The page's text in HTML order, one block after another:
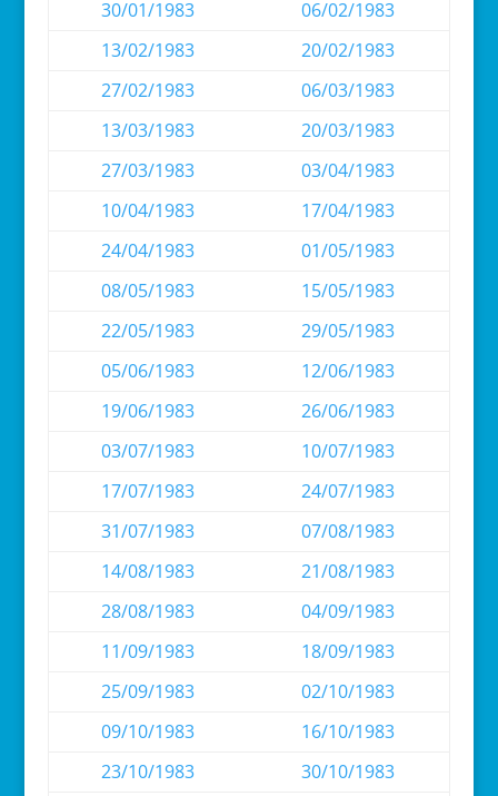
30/01/1983
06/02/1983
13/02/1983
20/02/1983
27/02/1983
06/03/1983
13/03/1983
20/03/1983
27/03/1983
03/04/1983
10/04/1983
17/04/1983
24/04/1983
01/05/1983
08/05/1983
15/05/1983
22/05/1983
29/05/1983
05/06/1983
12/06/1983
19/06/1983
26/06/1983
03/07/1983
10/07/1983
17/07/1983
24/07/1983
31/07/1983
07/08/1983
14/08/1983
21/08/1983
28/08/1983
04/09/1983
11/09/1983
18/09/1983
25/09/1983
02/10/1983
09/10/1983
16/10/1983
23/10/1983
30/10/1983